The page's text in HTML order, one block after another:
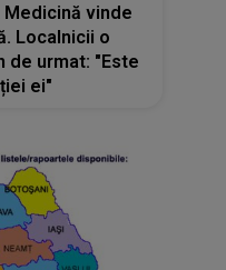
vinde
Localnicii o
de urmat: "Este
ei"